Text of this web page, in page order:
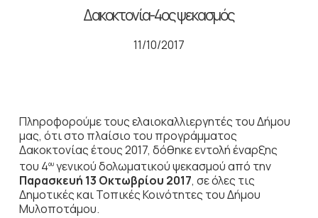
Δακοκτονία-4ος ψεκασμός
11/10/2017
Πληροφορούμε τους ελαιοκαλλιεργητές του Δήμου
μας, ότι στο πλαίσιο του προγράμματος
Δακοκτονίας έτους 2017, δόθηκε εντολή έναρξης
του 4ουγενικού δολωματικού ψεκασμού από την
Παρασκευή 13 Οκτωβρίου 2017, σε όλες τις
Δημοτικές και Τοπικές Κοινότητες του Δήμου
Μυλοποτάμου.